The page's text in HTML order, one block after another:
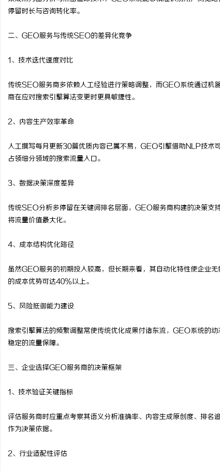
停留时长与咨询转化率。
二、GEO服务与传统SEO的差异化竞争
1、技术迭代速度对比
传统SEO服务商多依赖人工经验进行策略调整，而GEO系统通过机
商在应对搜索引擎算法变更时更具敏捷性。
2、内容生产效率革命
人工撰写每月更新30篇优质内容已属不易，GEO引擎借助NLP技术
占领细分领域的搜索流量入口。
3、数据决策深度差异
传统SEO分析多停留在关键词排名层面，GEO服务商构建的决策支
将流量价值最大化。
4、成本结构优化路径
虽然GEO服务的初期投入较高，但长期来看，其自动化特性使企业
的成本优势可达40%以上。
5、风险抵御能力建设
搜索引擎算法的频繁调整常使传统优化成果付诸东流，GEO系统的
稳定的流量保障。
三、企业选择GEO服务商的决策框架
1、技术验证关键指标
评估服务商时应重点考察其语义分析准确率、内容生成原创度、排
作为决策依据。
2、行业适配性评估